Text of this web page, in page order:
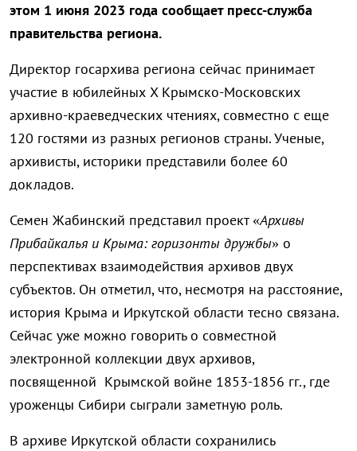
этом 1 июня 2023 года сообщает пресс-служба
правительства региона.
Директор госархива региона сейчас принимает
участие в юбилейных X Крымско-Московских
архивно-краеведческих чтениях, совместно с еще
120 гостями из разных регионов страны. Ученые,
архивисты, историки представили более 60
докладов.
Семен Жабинский представил проект «Архивы
Прибайкалья и Крыма: горизонты дружбы» о
перспективах взаимодействия архивов двух
субъектов. Он отметил, что, несмотря на расстояние,
история Крыма и Иркутской области тесно связана.
Сейчас уже можно говорить о совместной
электронной коллекции двух архивов,
посвященной Крымской войне 1853-1856 гг., где
уроженцы Сибири сыграли заметную роль.
В архиве Иркутской области сохранились